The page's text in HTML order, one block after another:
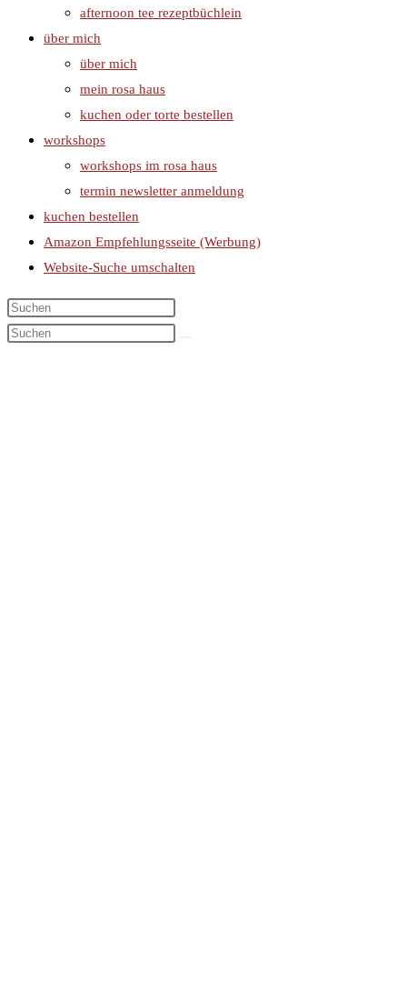
afternoon tee rezeptbüchlein
über mich
über mich
mein rosa haus
kuchen oder torte bestellen
workshops
workshops im rosa haus
termin newsletter anmeldung
kuchen bestellen
Amazon Empfehlungsseite (Werbung)
Website-Suche umschalten